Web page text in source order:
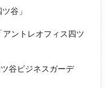
谷」
ントレオフィス四ツ
谷ビジネスガーデ